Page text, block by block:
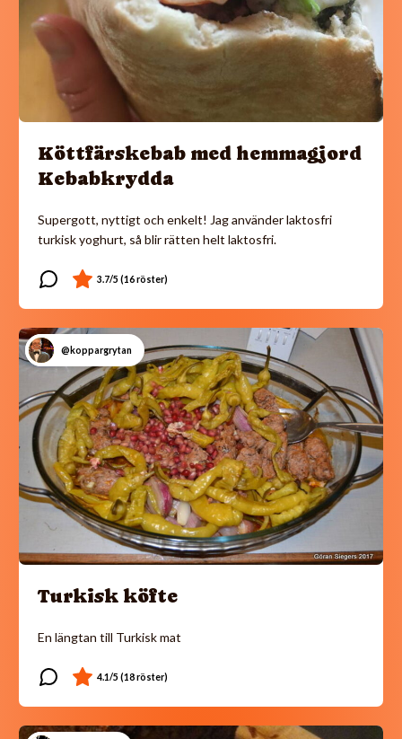
Köttfärskebab med hemmagjord
Kebabkrydda
Supergott, nyttigt och enkelt! Jag använder laktosfri
turkisk yoghurt, så blir rätten helt laktosfri.
@koppargrytan
Turkisk köfte
En längtan till Turkisk mat